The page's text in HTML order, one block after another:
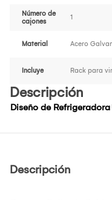
Número de
cajones
1
Material Acero
Incluye Rack para
Descripción
Diseño de Refrigeradora
Descripción